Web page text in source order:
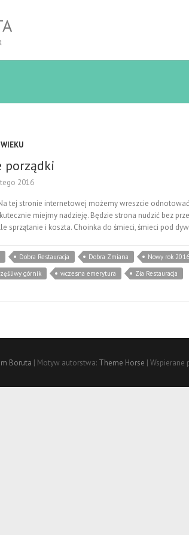
porządki
2016
tej stronie internetowej możemy wreszcie
miejmy nadzieję. Będzie strona nudzić bez
sprzątanie i koszta. Choinka do śmieci, śmieci pod
Dobra Restauracja Dobra Zmiana
Nowy rok 2016
górnik wczesna emerytura Zła Restauracja
Boruta | Motyw autorstwa: Theme Horse | Wspierane